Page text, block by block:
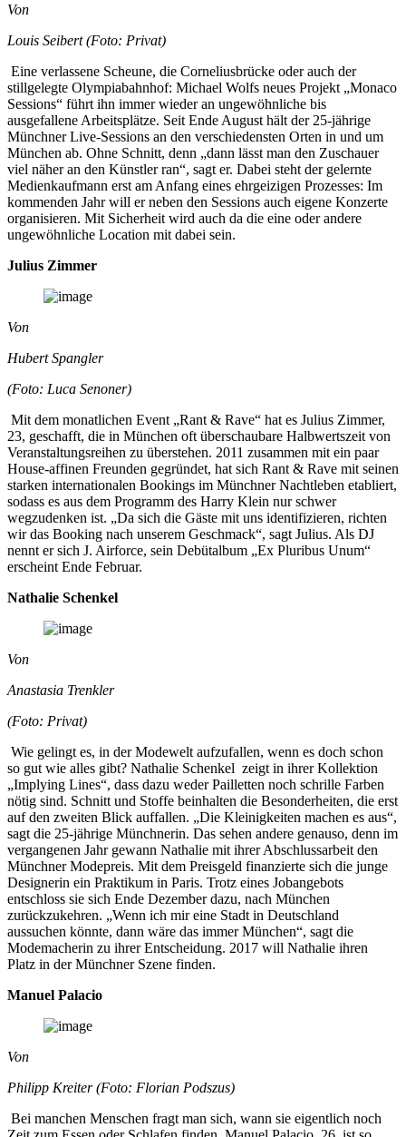
Von
Louis Seibert (Foto: Privat)
Eine verlassene Scheune, die Corneliusbrücke oder auch der
stillgelegte Olympiabahnhof: Michael Wolfs neues Projekt „Monaco
Sessions“ führt ihn immer wieder an ungewöhnliche bis
ausgefallene Arbeitsplätze. Seit Ende August hält der 25-jährige
Münchner Live-Sessions an den verschiedensten Orten in und um
München ab. Ohne Schnitt, denn „dann lässt man den Zuschauer
viel näher an den Künstler ran“, sagt er. Dabei steht der gelernte
Medienkaufmann erst am Anfang eines ehrgeizigen Prozesses: Im
kommenden Jahr will er neben den Sessions auch eigene Konzerte
organisieren. Mit Sicherheit wird auch da die eine oder andere
ungewöhnliche Location mit dabei sein.
Julius Zimmer
Von
Hubert Spangler
(Foto: Luca Senoner)
Mit dem monatlichen Event „Rant & Rave“ hat es Julius Zimmer,
23, geschafft, die in München oft überschaubare Halbwertszeit von
Veranstaltungsreihen zu überstehen. 2011 zusammen mit ein paar
House-affinen Freunden gegründet, hat sich Rant & Rave mit seinen
starken internationalen Bookings im Münchner Nachtleben etabliert,
sodass es aus dem Programm des Harry Klein nur schwer
wegzudenken ist. „Da sich die Gäste mit uns identifizieren, richten
wir das Booking nach unserem Geschmack“, sagt Julius. Als DJ
nennt er sich J. Airforce, sein Debütalbum „Ex Pluribus Unum“
erscheint Ende Februar.
Nathalie Schenkel
Von
Anastasia Trenkler
(Foto: Privat)
Wie gelingt es, in der Modewelt aufzufallen, wenn es doch schon
so gut wie alles gibt? Nathalie Schenkel zeigt in ihrer Kollektion
„Implying Lines“, dass dazu weder Pailletten noch schrille Farben
nötig sind. Schnitt und Stoffe beinhalten die Besonderheiten, die erst
auf den zweiten Blick auffallen. „Die Kleinigkeiten machen es aus“,
sagt die 25-jährige Münchnerin. Das sehen andere genauso, denn im
vergangenen Jahr gewann Nathalie mit ihrer Abschlussarbeit den
Münchner Modepreis. Mit dem Preisgeld finanzierte sich die junge
Designerin ein Praktikum in Paris. Trotz eines Jobangebots
entschloss sie sich Ende Dezember dazu, nach München
zurückzukehren. „Wenn ich mir eine Stadt in Deutschland
aussuchen könnte, dann wäre das immer München“, sagt die
Modemacherin zu ihrer Entscheidung. 2017 will Nathalie ihren
Platz in der Münchner Szene finden.
Manuel Palacio
Von
Philipp Kreiter (Foto: Florian Podszus)
Bei manchen Menschen fragt man sich, wann sie eigentlich noch